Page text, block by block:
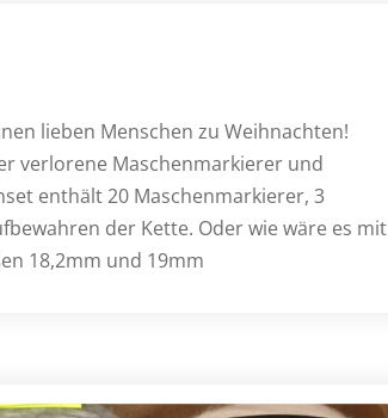
lieben Menschen zu Weihnachten!
verlorene Maschenmarkierer und
enthält 20 Maschenmarkierer, 3
der Kette. Oder wie wäre es mit
18,2mm und 19mm